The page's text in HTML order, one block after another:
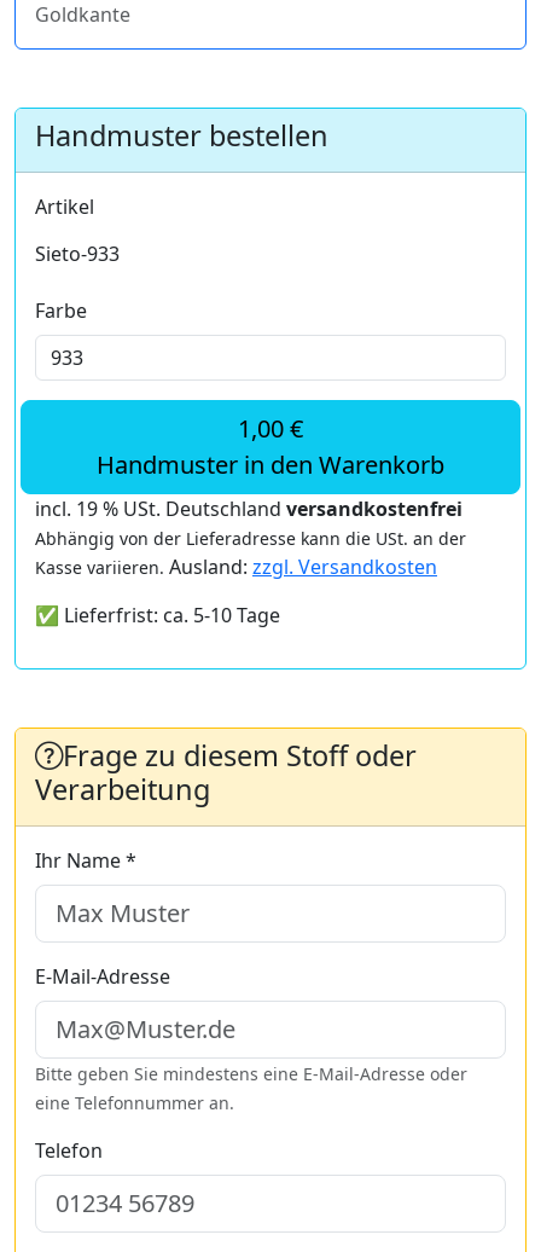
Goldkante
Handmuster bestellen
Artikel
Sieto-933
Farbe
1,00 €
Handmuster in den Warenkorb
incl. 19 % USt. Deutschland versandkostenfrei
Abhängig von der Lieferadresse kann die USt. an der
Kasse variieren. Ausland: zzgl. Versandkosten
✅ Lieferfrist: ca. 5-10 Tage
Frage zu diesem Stoff oder
Verarbeitung
Ihr Name *
E-Mail-Adresse
Bitte geben Sie mindestens eine E-Mail-Adresse oder
eine Telefonnummer an.
Telefon